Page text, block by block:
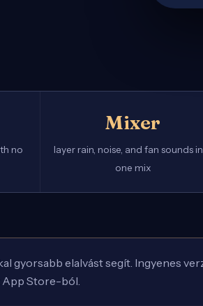
no
Mixer
layer rain, noise, and fan sounds
one mix
gyorsabb elalvást segít. Ingyenes
App Store-ból.